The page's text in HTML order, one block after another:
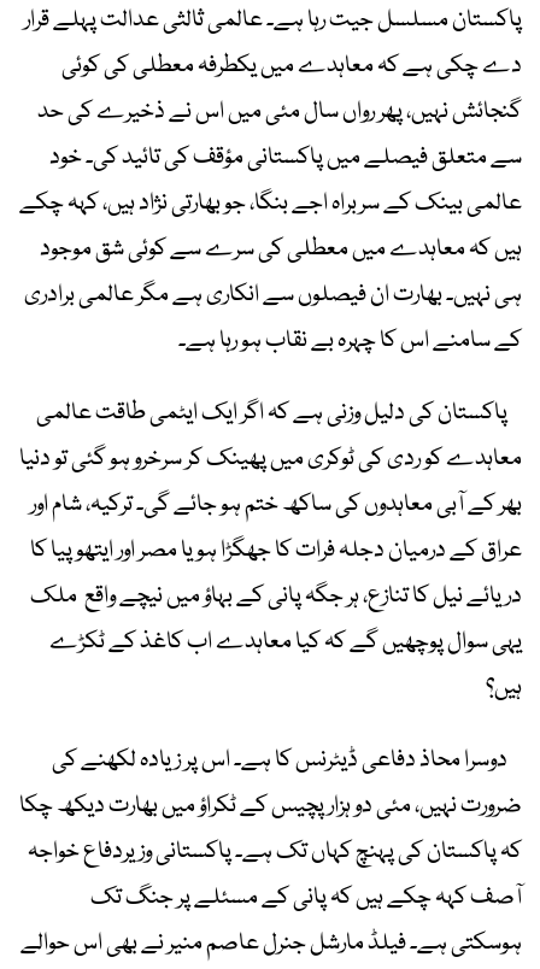
پاکستان مسلسل جیت رہا ہے۔ عالمی ثالثی عدالت پہلے قرار
دے چکی ہے کہ معاہدے میں یکطرفہ معطلی کی کوئی
گنجائش نہیں، پھر رواں سال مئی میں اس نے ذخیرے کی حد
سے متعلق فیصلے میں پاکستانی مؤقف کی تائید کی۔ خود
عالمی بینک کے سربراہ اجے بنگا، جو بھارتی نژاد ہیں، کہہ چکے
ہیں کہ معاہدے میں معطلی کی سرے سے کوئی شق موجود
ہی نہیں۔ بھارت ان فیصلوں سے انکاری ہے مگر عالمی برادری
کے سامنے اس کا چہرہ بے نقاب ہو رہا ہے۔
پاکستان کی دلیل وزنی ہے کہ اگر ایک ایٹمی طاقت عالمی
معاہدے کو ردی کی ٹوکری میں پھینک کر سرخرو ہو گئی تو دنیا
بھر کے آبی معاہدوں کی ساکھ ختم ہو جائے گی۔ ترکیہ، شام اور
عراق کے درمیان دجلہ فرات کا جھگڑا ہو یا مصر اور ایتھوپیا کا
دریائے نیل کا تنازع، ہر جگہ پانی کے بہاؤ میں نیچے واقع ملک
یہی سوال پوچھیں گے کہ کیا معاہدے اب کاغذ کے ٹکڑے
ہیں؟
دوسرا محاذ دفاعی ڈیٹرنس کا ہے۔ اس پر زیادہ لکھنے کی
ضرورت نہیں، مئی دو ہزار پچیس کے ٹکراؤ میں بھارت دیکھ چکا
کہ پاکستان کی پہنچ کہاں تک ہے۔ پاکستانی وزیردفاع خواجہ
آصف کہہ چکے ہیں کہ پانی کے مسئلے پر جنگ تک
ہوسکتی ہے۔ فیلڈ مارشل جنرل عاصم منیر نے بھی اس حوالے